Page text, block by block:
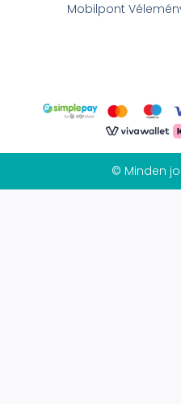
Mobilpont
© Minden